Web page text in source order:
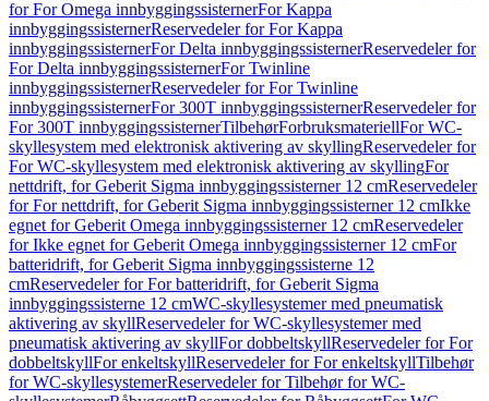
for For Omega innbyggingssisternerFor Kappa
innbyggingssisternerReservedeler for For Kappa
innbyggingssisternerFor Delta innbyggingssisternerReservedeler for
For Delta innbyggingssisternerFor Twinline
innbyggingssisternerReservedeler for For Twinline
innbyggingssisternerFor 300T innbyggingssisternerReservedeler for
For 300T innbyggingssisternerTilbehørForbruksmateriellFor WC-
skyllesystem med elektronisk aktivering av skyllingReservedeler for
For WC-skyllesystem med elektronisk aktivering av skyllingFor
nettdrift, for Geberit Sigma innbyggingssisterner 12 cmReservedeler
for For nettdrift, for Geberit Sigma innbyggingssisterner 12 cmIkke
egnet for Geberit Omega innbyggingssisterner 12 cmReservedeler
for Ikke egnet for Geberit Omega innbyggingssisterner 12 cmFor
batteridrift, for Geberit Sigma innbyggingssisterne 12
cmReservedeler for For batteridrift, for Geberit Sigma
innbyggingssisterne 12 cmWC-skyllesystemer med pneumatisk
aktivering av skyllReservedeler for WC-skyllesystemer med
pneumatisk aktivering av skyllFor dobbeltskyllReservedeler for For
dobbeltskyllFor enkeltskyllReservedeler for For enkeltskyllTilbehør
for WC-skyllesystemerReservedeler for Tilbehør for WC-